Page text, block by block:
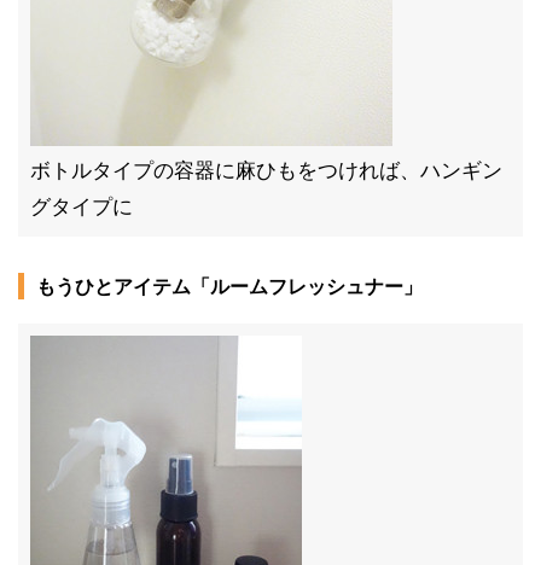
ボトルタイプの容器に麻ひもをつければ、ハンギン
グタイプに
もうひとアイテム「ルームフレッシュナー」